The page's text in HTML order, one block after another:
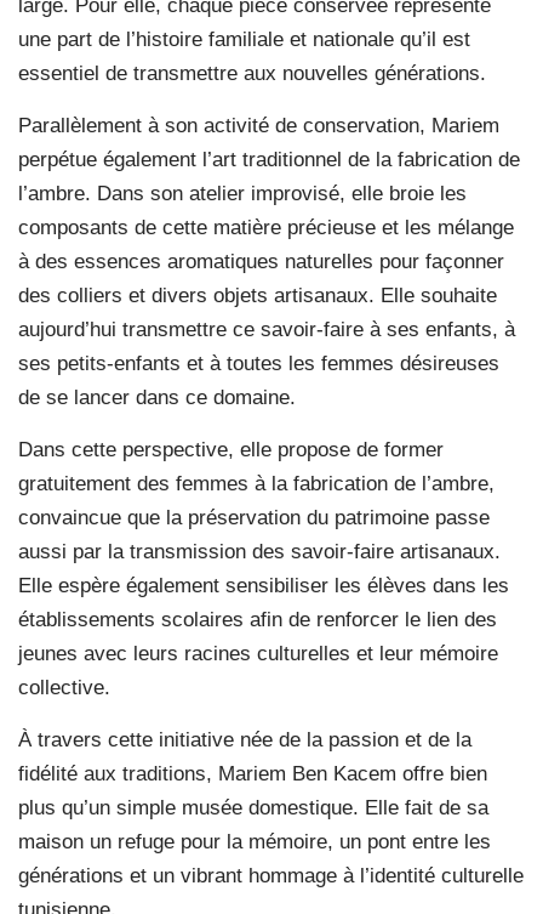
large. Pour elle, chaque pièce conservée représente
une part de l’histoire familiale et nationale qu’il est
essentiel de transmettre aux nouvelles générations.
Parallèlement à son activité de conservation, Mariem
perpétue également l’art traditionnel de la fabrication de
l’ambre. Dans son atelier improvisé, elle broie les
composants de cette matière précieuse et les mélange
à des essences aromatiques naturelles pour façonner
des colliers et divers objets artisanaux. Elle souhaite
aujourd’hui transmettre ce savoir-faire à ses enfants, à
ses petits-enfants et à toutes les femmes désireuses
de se lancer dans ce domaine.
Dans cette perspective, elle propose de former
gratuitement des femmes à la fabrication de l’ambre,
convaincue que la préservation du patrimoine passe
aussi par la transmission des savoir-faire artisanaux.
Elle espère également sensibiliser les élèves dans les
établissements scolaires afin de renforcer le lien des
jeunes avec leurs racines culturelles et leur mémoire
collective.
À travers cette initiative née de la passion et de la
fidélité aux traditions, Mariem Ben Kacem offre bien
plus qu’un simple musée domestique. Elle fait de sa
maison un refuge pour la mémoire, un pont entre les
générations et un vibrant hommage à l’identité culturelle
tunisienne.